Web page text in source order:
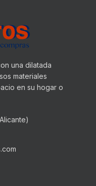
una dilatada
materiales
en su hogar o